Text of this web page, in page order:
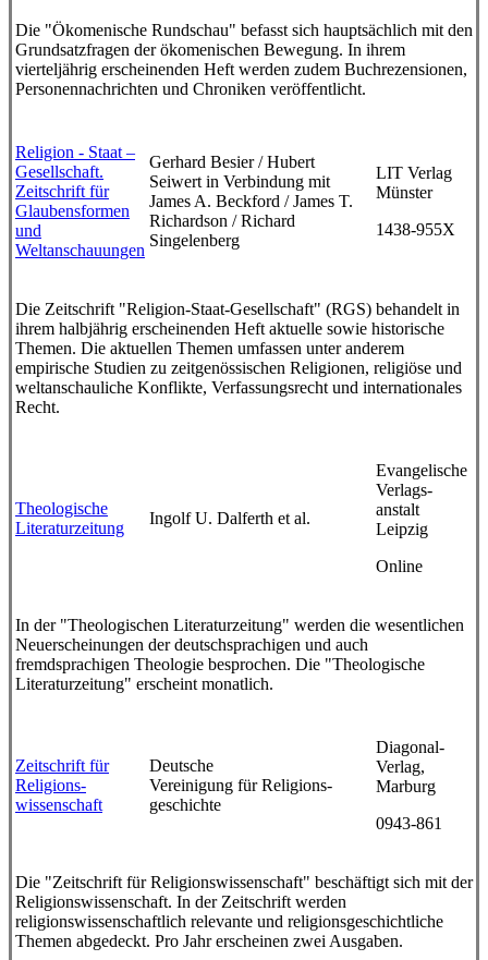
Die "Ökomenische Rundschau" befasst sich hauptsächlich mit den
Grundsatzfragen der ökomenischen Bewegung. In ihrem
vierteljährig erscheinenden Heft werden zudem Buchrezensionen,
Personennachrichten und Chroniken veröffentlicht.
Religion - Staat –
Gesellschaft.
Zeitschrift für
Glaubensformen
und
Weltanschauungen
Gerhard Besier / Hubert
Seiwert in Verbindung mit
James A. Beckford / James T.
Richardson / Richard
Singelenberg
LIT Verlag
Münster
1438-955X
Die Zeitschrift "Religion-Staat-Gesellschaft" (RGS) behandelt in
ihrem halbjährig erscheinenden Heft aktuelle sowie historische
Themen. Die aktuellen Themen umfassen unter anderem
empirische Studien zu zeitgenössischen Religionen, religiöse und
weltanschauliche Konflikte, Verfassungsrecht und internationales
Recht.
Theologische
Literaturzeitung
Ingolf U. Dalferth et al.
Evangelische
Verlags-
anstalt
Leipzig
Online
In der "Theologischen Literaturzeitung" werden die wesentlichen
Neuerscheinungen der deutschsprachigen und auch
fremdsprachigen Theologie besprochen. Die "Theologische
Literaturzeitung" erscheint monatlich.
Zeitschrift für
Religions-
wissenschaft
Deutsche
Vereinigung für Religions-
geschichte
Diagonal-
Verlag,
Marburg
0943-861
Die "Zeitschrift für Religionswissenschaft" beschäftigt sich mit der
Religionswissenschaft. In der Zeitschrift werden
religionswissenschaftlich relevante und religionsgeschichtliche
Themen abgedeckt. Pro Jahr erscheinen zwei Ausgaben.